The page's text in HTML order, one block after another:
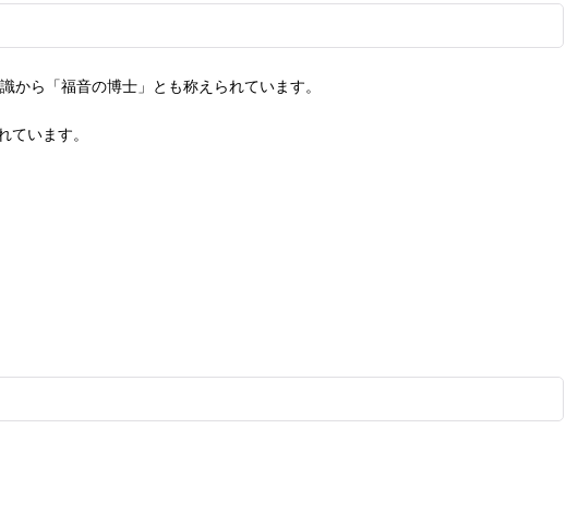
ら「福音の博士」とも称えられています。
います。